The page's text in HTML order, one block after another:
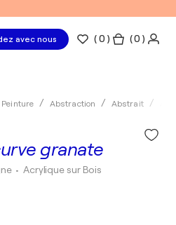
avec nous (0 ) ( 0 )
Peinture Abstraction Abstrait
granate
• Acrylique sur Bois